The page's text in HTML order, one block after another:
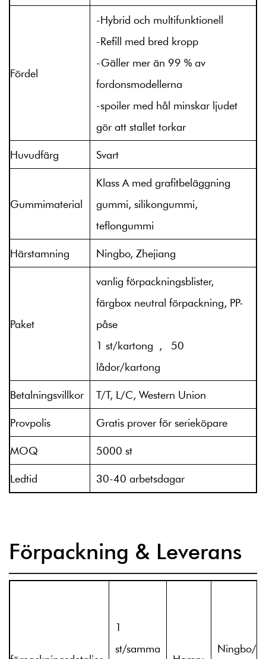
Fördel
-Hybrid och multifunktionell
-Refill med bred kropp
-Gäller mer än 99 % av
fordonsmodellerna
-spoiler med hål minskar ljudet
gör att stallet torkar
Huvudfärg
Svart
Gummimaterial
Klass A med grafitbeläggning
gummi, silikongummi,
teflongummi
Härstamning
Ningbo, Zhejiang
Paket
vanlig förpackningsblister,
färgbox neutral förpackning, PP-
påse
1 st/kartong , 50
lådor/kartong
Betalningsvillkor
T/T, L/C, Western Union
Provpolis
Gratis prover för serieköpare
MOQ
5000 st
Ledtid
30-40 arbetsdagar
Förpackning & Leverans
1
st/samma
Ningbo/